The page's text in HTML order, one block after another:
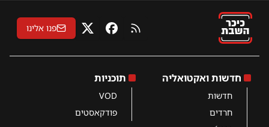
RSS פייסבוקX פנו אלינו
חדשות ואקטואליה
חדשות
חרדים
תוכניות
VOD
פודקאסטים